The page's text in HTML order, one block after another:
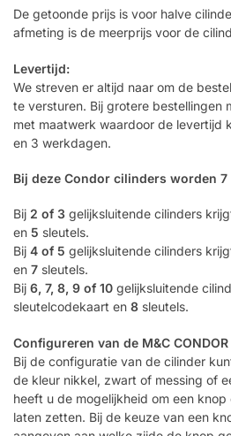
De getoonde prijs is voor halve
afmeting is de meerprijs voor de
Levertijd:
We streven er altijd naar om de
te versturen. Bij grotere bestellingen
met maatwerk waardoor de levertijd
en 3 werkdagen.
Bij deze Condor cilinders worden
Bij 2 of 3 gelijksluitende cilinders
en 5 sleutels.
Bij 4 of 5 gelijksluitende cilinders
en 7 sleutels.
Bij 6, 7, 8, 9 of 10 gelijksluitende
sleutelcodekaart en 8 sleutels.
Configureren van de M&C
Bij de configuratie van de cilinder
de kleur nikkel, zwart of messing of
heeft u de mogelijkheid om een
laten zetten. Bij de keuze van een